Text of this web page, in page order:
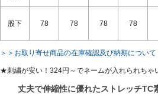
股下 78 78 78 78
＞＞お取り寄せ商品の在庫確認及び納期について
★刺繍が安い！324円～でネームが入れられちゃ
丈夫で伸縮性に優れたストレッチTC